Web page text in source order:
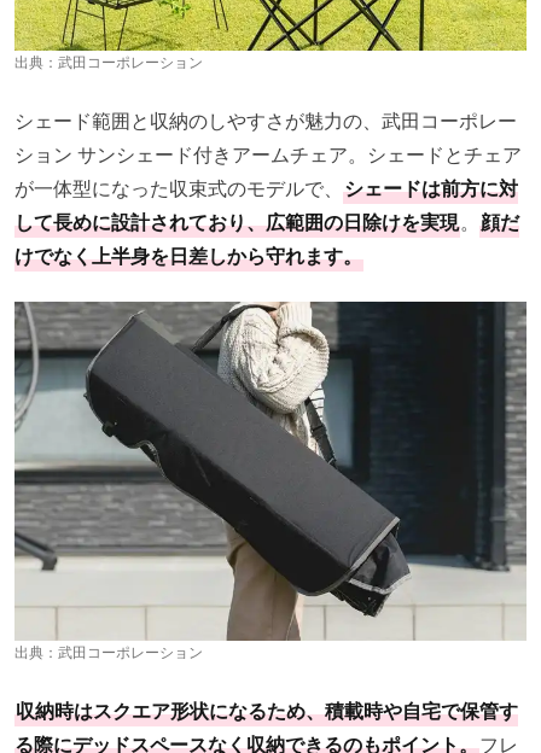
出典： 武田コーポレーション
シェード範囲と収納のしやすさが魅力の、武田コーポレー
ション サンシェード付きアームチェア。シェードとチェア
が一体型になった収束式のモデルで、 シェードは前方に対
して長めに設計されており、広範囲の日除けを実現。 顔だ
けでなく上半身を日差しから守れます。
出典： 武田コーポレーション
収納時はスクエア形状になるため、積載時や自宅で保管す
る際にデッドスペースなく収納できるのもポイント。フレ